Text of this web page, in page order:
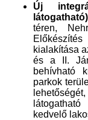
Új
téren,
kialakítása
és a II.
behívható
parkok
kedvelő